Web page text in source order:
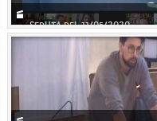
SEDUTA DEL 11/05/2020